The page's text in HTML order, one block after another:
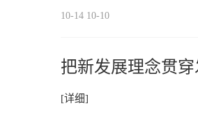
10-14 10-10
把新发展理念贯
[详细]